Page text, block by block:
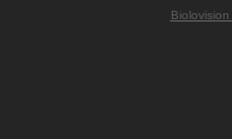
Biolovision